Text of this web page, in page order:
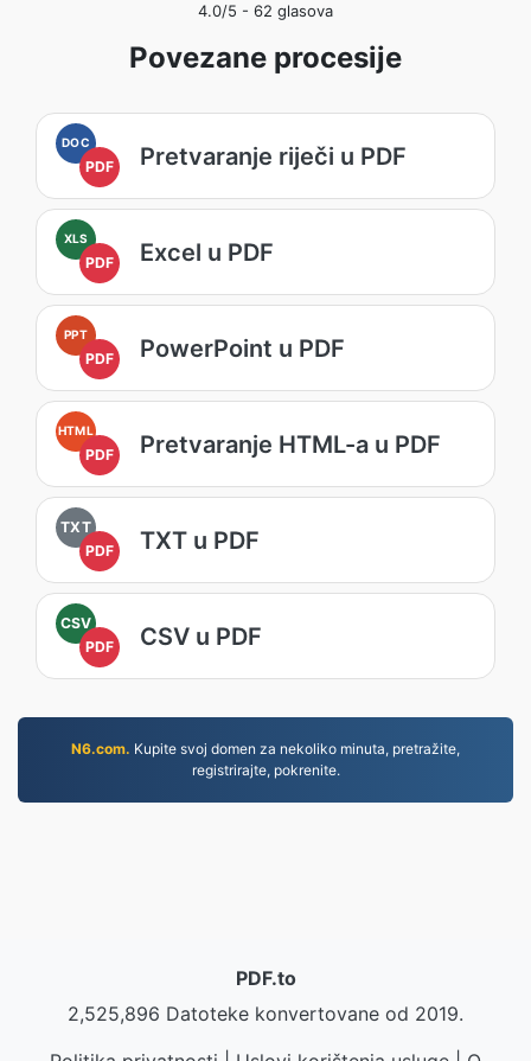
4.0/5 - 62 glasova
Povezane procesije
DOC
PDF Pretvaranje riječi u PDF
XLS
PDF Excel u PDF
PPT
PDF PowerPoint u PDF
HTML
PDF Pretvaranje HTML-a u PDF
TXT
PDF
TXT u PDF
CSV
PDF
CSV u PDF
N6.com. Kupite svoj domen za nekoliko minuta, pretražite,
registrirajte, pokrenite.
PDF.to
2,525,896 Datoteke konvertovane od 2019.